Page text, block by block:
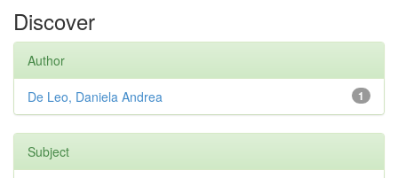
Discover
Author
1
De Leo, Daniela Andrea
Subject